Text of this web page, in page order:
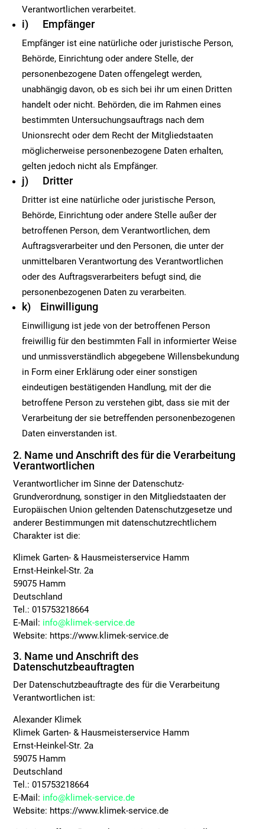
Verantwortlichen verarbeitet.
i) Empfänger
Empfänger ist eine natürliche oder juristische Person,
Behörde, Einrichtung oder andere Stelle, der
personenbezogene Daten offengelegt werden,
unabhängig davon, ob es sich bei ihr um einen Dritten
handelt oder nicht. Behörden, die im Rahmen eines
bestimmten Untersuchungsauftrags nach dem
Unionsrecht oder dem Recht der Mitgliedstaaten
möglicherweise personenbezogene Daten erhalten,
gelten jedoch nicht als Empfänger.
j) Dritter
Dritter ist eine natürliche oder juristische Person,
Behörde, Einrichtung oder andere Stelle außer der
betroffenen Person, dem Verantwortlichen, dem
Auftragsverarbeiter und den Personen, die unter der
unmittelbaren Verantwortung des Verantwortlichen
oder des Auftragsverarbeiters befugt sind, die
personenbezogenen Daten zu verarbeiten.
k) Einwilligung
Einwilligung ist jede von der betroffenen Person
freiwillig für den bestimmten Fall in informierter Weise
und unmissverständlich abgegebene Willensbekundung
in Form einer Erklärung oder einer sonstigen
eindeutigen bestätigenden Handlung, mit der die
betroffene Person zu verstehen gibt, dass sie mit der
Verarbeitung der sie betreffenden personenbezogenen
Daten einverstanden ist.
2. Name und Anschrift des für die Verarbeitung
Verantwortlichen
Verantwortlicher im Sinne der Datenschutz-
Grundverordnung, sonstiger in den Mitgliedstaaten der
Europäischen Union geltenden Datenschutzgesetze und
anderer Bestimmungen mit datenschutzrechtlichem
Charakter ist die:
Klimek Garten- & Hausmeisterservice Hamm
Ernst-Heinkel-Str. 2a
59075 Hamm
Deutschland
Tel.: 015753218664
E-Mail: info@klimek-service.de
Website: https://www.klimek-service.de
3. Name und Anschrift des
Datenschutzbeauftragten
Der Datenschutzbeauftragte des für die Verarbeitung
Verantwortlichen ist:
Alexander Klimek
Klimek Garten- & Hausmeisterservice Hamm
Ernst-Heinkel-Str. 2a
59075 Hamm
Deutschland
Tel.: 015753218664
E-Mail: info@klimek-service.de
Website: https://www.klimek-service.de